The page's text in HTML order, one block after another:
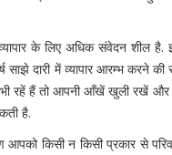
के लिए अधिक संवेदन शील
साझे दारी में व्यापार आरम्भ करने
भी रहें हैं तो आपनी आँखें खुली रखें
है.
किसी न किसी प्रकार से